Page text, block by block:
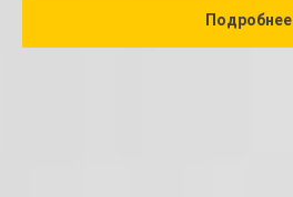
Подробнее